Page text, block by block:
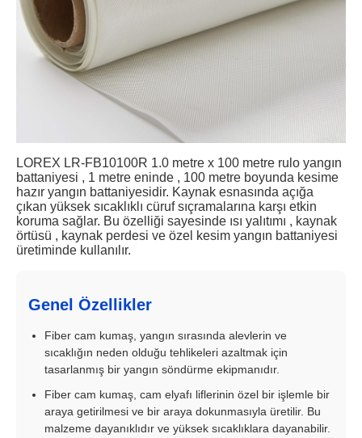
LOREX LR-FB10100R 1.0 metre x 100 metre rulo yangın
battaniyesi , 1 metre eninde , 100 metre boyunda kesime
hazır yangın battaniyesidir. Kaynak esnasında açığa
çıkan yüksek sıcaklıklı cüruf sıçramalarına karşı etkin
koruma sağlar. Bu özelliği sayesinde ısı yalıtımı , kaynak
örtüsü , kaynak perdesi ve özel kesim yangın battaniyesi
üretiminde kullanılır.
Genel Özellikler
Fiber cam kumaş, yangın sırasında alevlerin ve
sıcaklığın neden olduğu tehlikeleri azaltmak için
tasarlanmış bir yangın söndürme ekipmanıdır.
Fiber cam kumaş, cam elyafı liflerinin özel bir işlemle bir
araya getirilmesi ve bir araya dokunmasıyla üretilir. Bu
malzeme dayanıklıdır ve yüksek sıcaklıklara dayanabilir.